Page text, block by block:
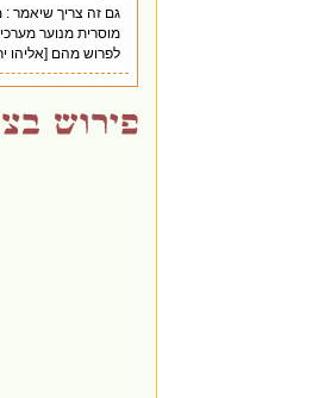
גם זה צריך שיאמר
מוסרית מנוער
לפרוש מהם [אליהו